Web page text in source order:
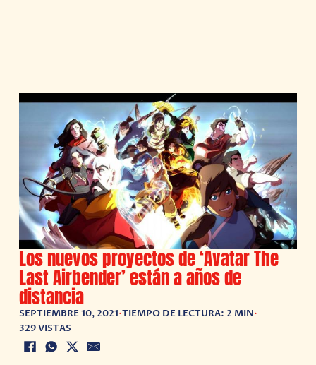
Los nuevos proyectos de ‘Avatar The
Last Airbender’ están a años de
distancia
SEPTIEMBRE 10, 2021•TIEMPO DE LECTURA: 2 MIN•
329 VISTAS